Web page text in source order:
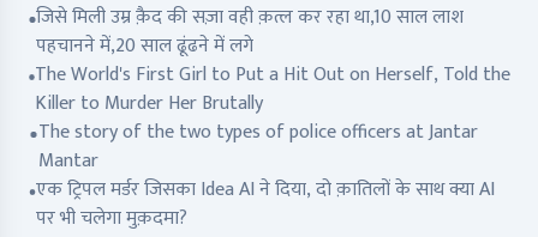
जिसे मिली उम्र क़ैद की सज़ा वही क़त्ल कर रहा था,10 साल लाश
पहचानने में,20 साल ढूंढने में लगे
The World's First Girl to Put a Hit Out on Herself, Told the
Killer to Murder Her Brutally
The story of the two types of police officers at Jantar
Mantar
एक ट्रिपल मर्डर जिसका Idea AI ने दिया, दो क़ातिलों के साथ क्या AI
पर भी चलेगा मुक़दमा?